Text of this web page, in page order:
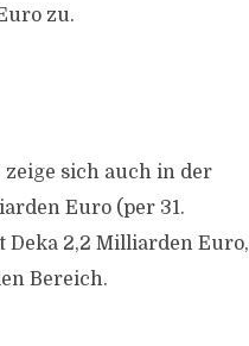
zu.
sich auch in der
Euro (per 31.
Deka 2,2 Milliarden Euro,
Bereich.